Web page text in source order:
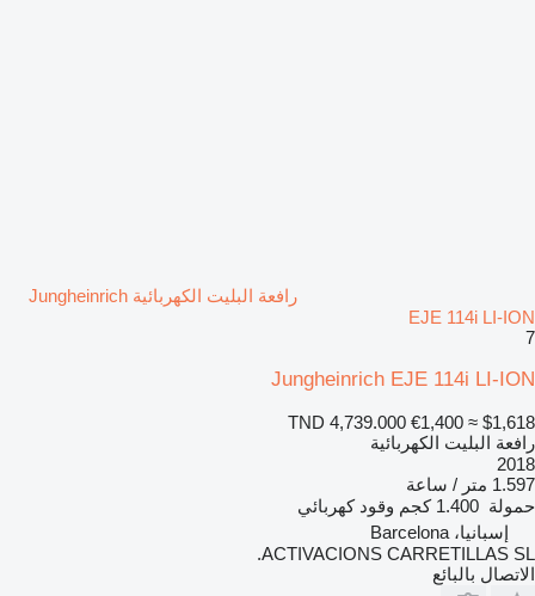
رافعة البليت الكهربائية Jungheinrich
EJE 114i LI-ION
7
Jungheinrich EJE 114i LI-ION
TND 4,739.000 €1,400 ≈ $1,618
رافعة البليت الكهربائية
2018
1.597 متر / ساعة
حمولة 1.400 كجم وقود كهربائي
إسبانيا، Barcelona
ACTIVACIONS CARRETILLAS SL.
الاتصال بالبائع